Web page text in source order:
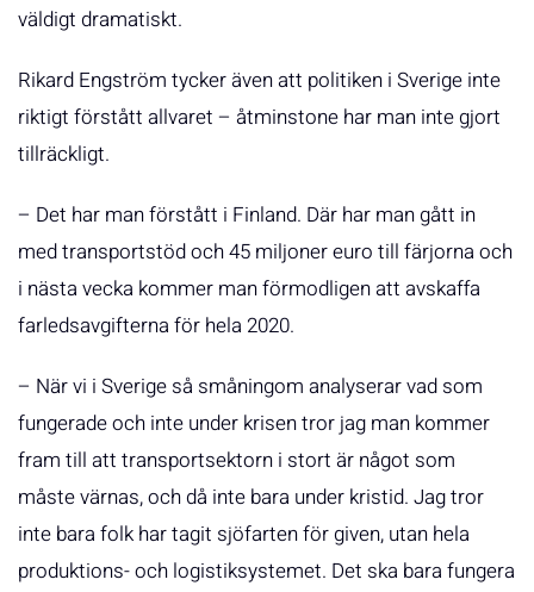
väldigt dramatiskt.
Rikard Engström tycker även att politiken i Sverige inte
riktigt förstått allvaret – åtminstone har man inte gjort
tillräckligt.
– Det har man förstått i Finland. Där har man gått in
med transportstöd och 45 miljoner euro till färjorna och
i nästa vecka kommer man förmodligen att avskaffa
farledsavgifterna för hela 2020.
– När vi i Sverige så småningom analyserar vad som
fungerade och inte under krisen tror jag man kommer
fram till att transportsektorn i stort är något som
måste värnas, och då inte bara under kristid. Jag tror
inte bara folk har tagit sjöfarten för given, utan hela
produktions- och logistiksystemet. Det ska bara fungera